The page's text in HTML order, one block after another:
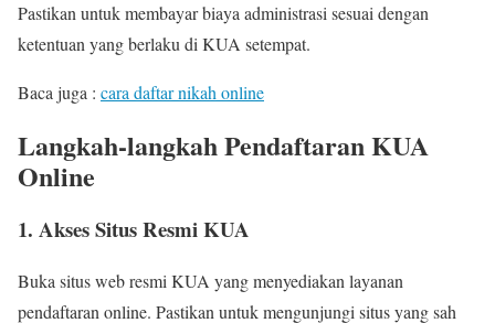
Pastikan untuk membayar biaya administrasi sesuai dengan
ketentuan yang berlaku di KUA setempat.
Baca juga : cara daftar nikah online
Langkah-langkah Pendaftaran KUA
Online
1. Akses Situs Resmi KUA
Buka situs web resmi KUA yang menyediakan layanan
pendaftaran online. Pastikan untuk mengunjungi situs yang sah